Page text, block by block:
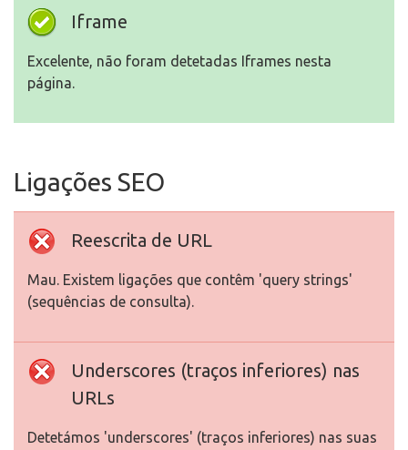
Iframe
Excelente, não foram detetadas Iframes nesta
página.
Ligações SEO
Reescrita de URL
Mau. Existem ligações que contêm 'query strings'
(sequências de consulta).
Underscores (traços inferiores) nas
URLs
Detetámos 'underscores' (traços inferiores) nas suas